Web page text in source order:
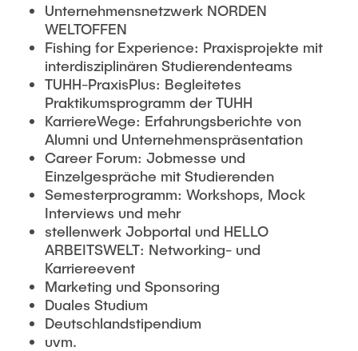
Unternehmensnetzwerk NORDEN
WELTOFFEN
Fishing for Experience: Praxisprojekte mit
interdisziplinären Studierendenteams
TUHH-PraxisPlus: Begleitetes
Praktikumsprogramm der TUHH
KarriereWege: Erfahrungsberichte von
Alumni und Unternehmenspräsentation
Career Forum: Jobmesse und
Einzelgespräche mit Studierenden
Semesterprogramm: Workshops, Mock
Interviews und mehr
stellenwerk Jobportal und HELLO
ARBEITSWELT: Networking- und
Karriereevent
Marketing und Sponsoring
Duales Studium
Deutschlandstipendium
uvm.